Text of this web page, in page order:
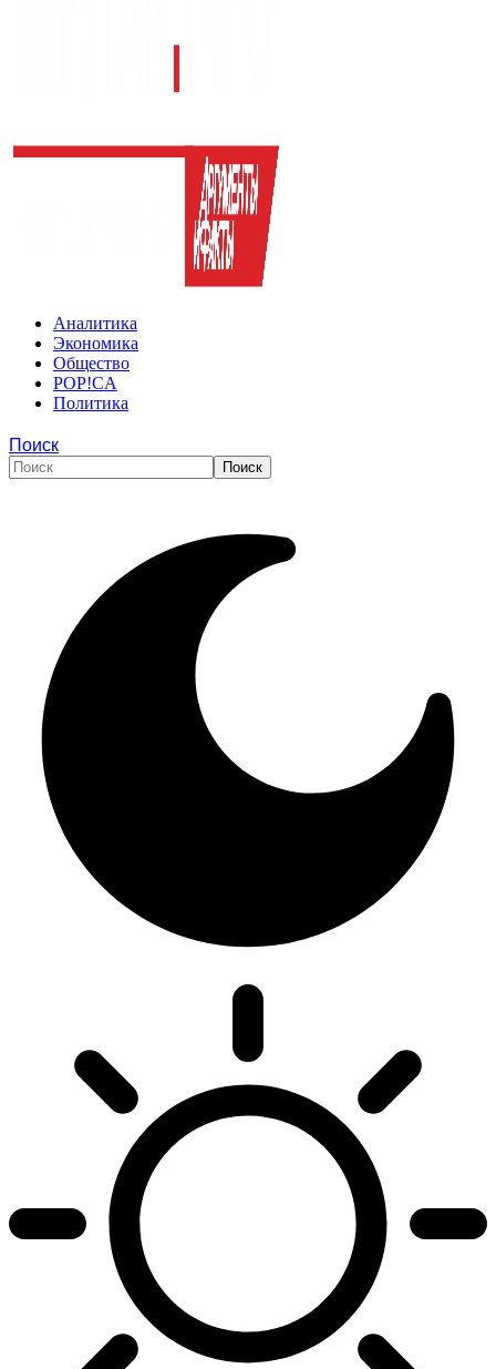
Аналитика
Экономика
Общество
POP!CA
Политика
Поиск